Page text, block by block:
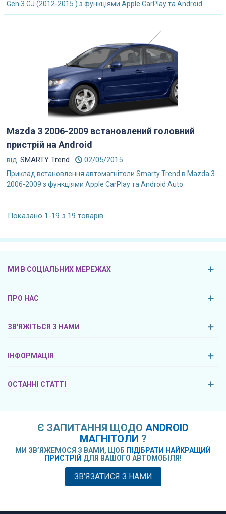
Gen 3 GJ (2012-2015 ) з функціями Apple CarPlay та Android...
Mazda 3 2006-2009 встановлений головний
пристрій на Android
від SMARTY Trend 02/05/2015
Приклад встановлення автомагнітоли Smarty Trend в Mazda 3
2006-2009 з функціями Apple CarPlay та Android Auto.
Показано 1-19 з 19 товарів
МИ В СОЦІАЛЬНИХ МЕРЕЖАХ
ПРО НАС
ЗВ'ЯЖІТЬСЯ З НАМИ
ІНФОРМАЦІЯ
ОСТАННІ СТАТТІ
Є ЗАПИТАННЯ ЩОДО ANDROID
МАГНІТОЛИ ?
МИ ЗВ’ЯЖЕМОСЯ З ВАМИ, ЩОБ ПІДІБРАТИ НАЙКРАЩИЙ
ПРИСТРІЙ ДЛЯ ВАШОГО АВТОМОБІЛЯ!
ЗВ'ЯЗАТИСЯ З НАМИ